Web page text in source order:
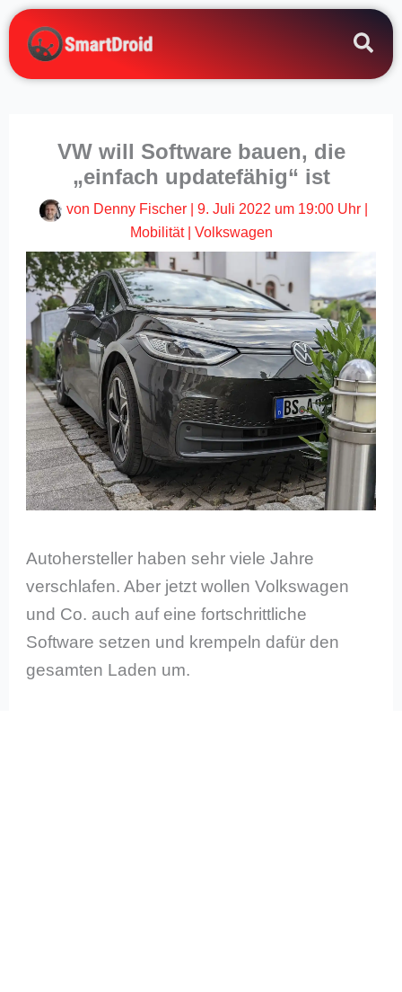
Zum
Inhalt
springen
VW will Software bauen, die
„einfach updatefähig“ ist
von Denny Fischer 9. Juli 2022 um 19:00 Uhr|
Mobilität| Volkswagen
Autohersteller haben sehr viele Jahre
verschlafen. Aber jetzt wollen Volkswagen
und Co. auch auf eine fortschrittliche
Software setzen und krempeln dafür den
gesamten Laden um.